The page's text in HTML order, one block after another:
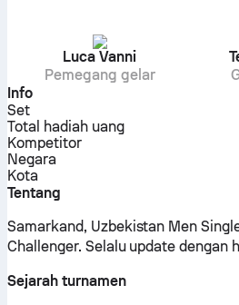
Luca Vanni
Pemegang gelar
Info
Set
Total hadiah uang
Kompetitor
Negara
Kota
Tentang
Samarkand, Uzbekistan Men
Challenger. Selalu update dengan
Sejarah turnamen